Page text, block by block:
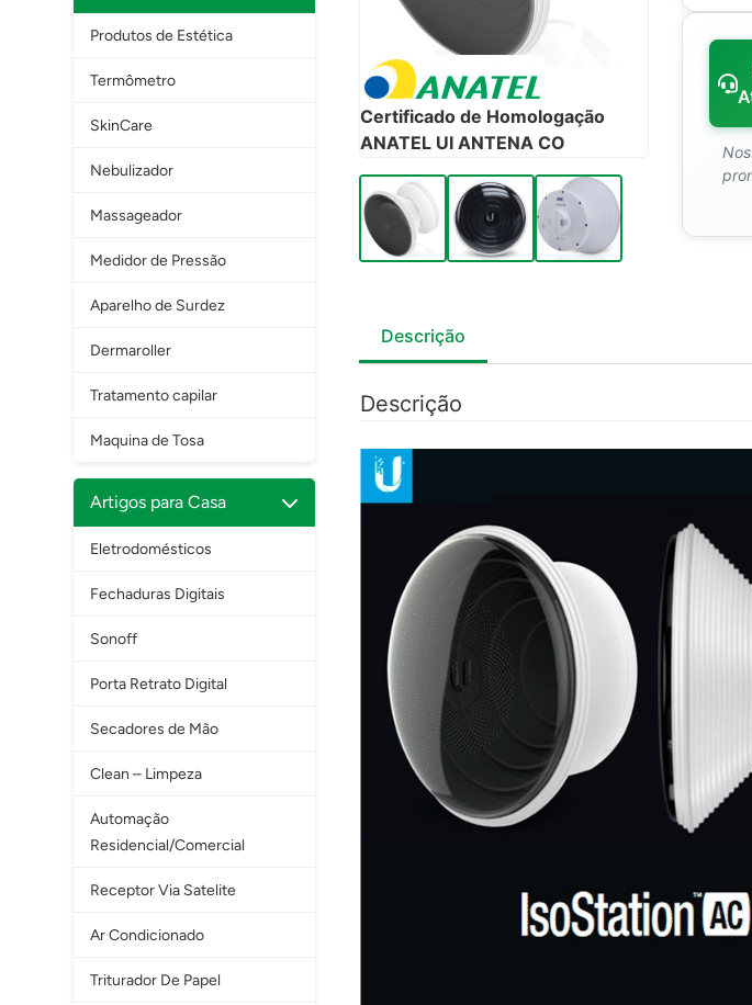
Produtos de Estética
Termômetro
SkinCare
Nebulizador
Massageador
Medidor de Pressão
Aparelho de Surdez
Dermaroller
Tratamento capilar
Maquina de Tosa
Artigos para Casa
Eletrodomésticos
Fechaduras Digitais
Sonoff
Porta Retrato Digital
Secadores de Mão
Clean – Limpeza
Automação
Residencial/Comercial
Receptor Via Satelite
Ar Condicionado
Triturador De Papel
Certificado de Homologação
ANATEL UI ANTENA CO
Descrição
Descrição